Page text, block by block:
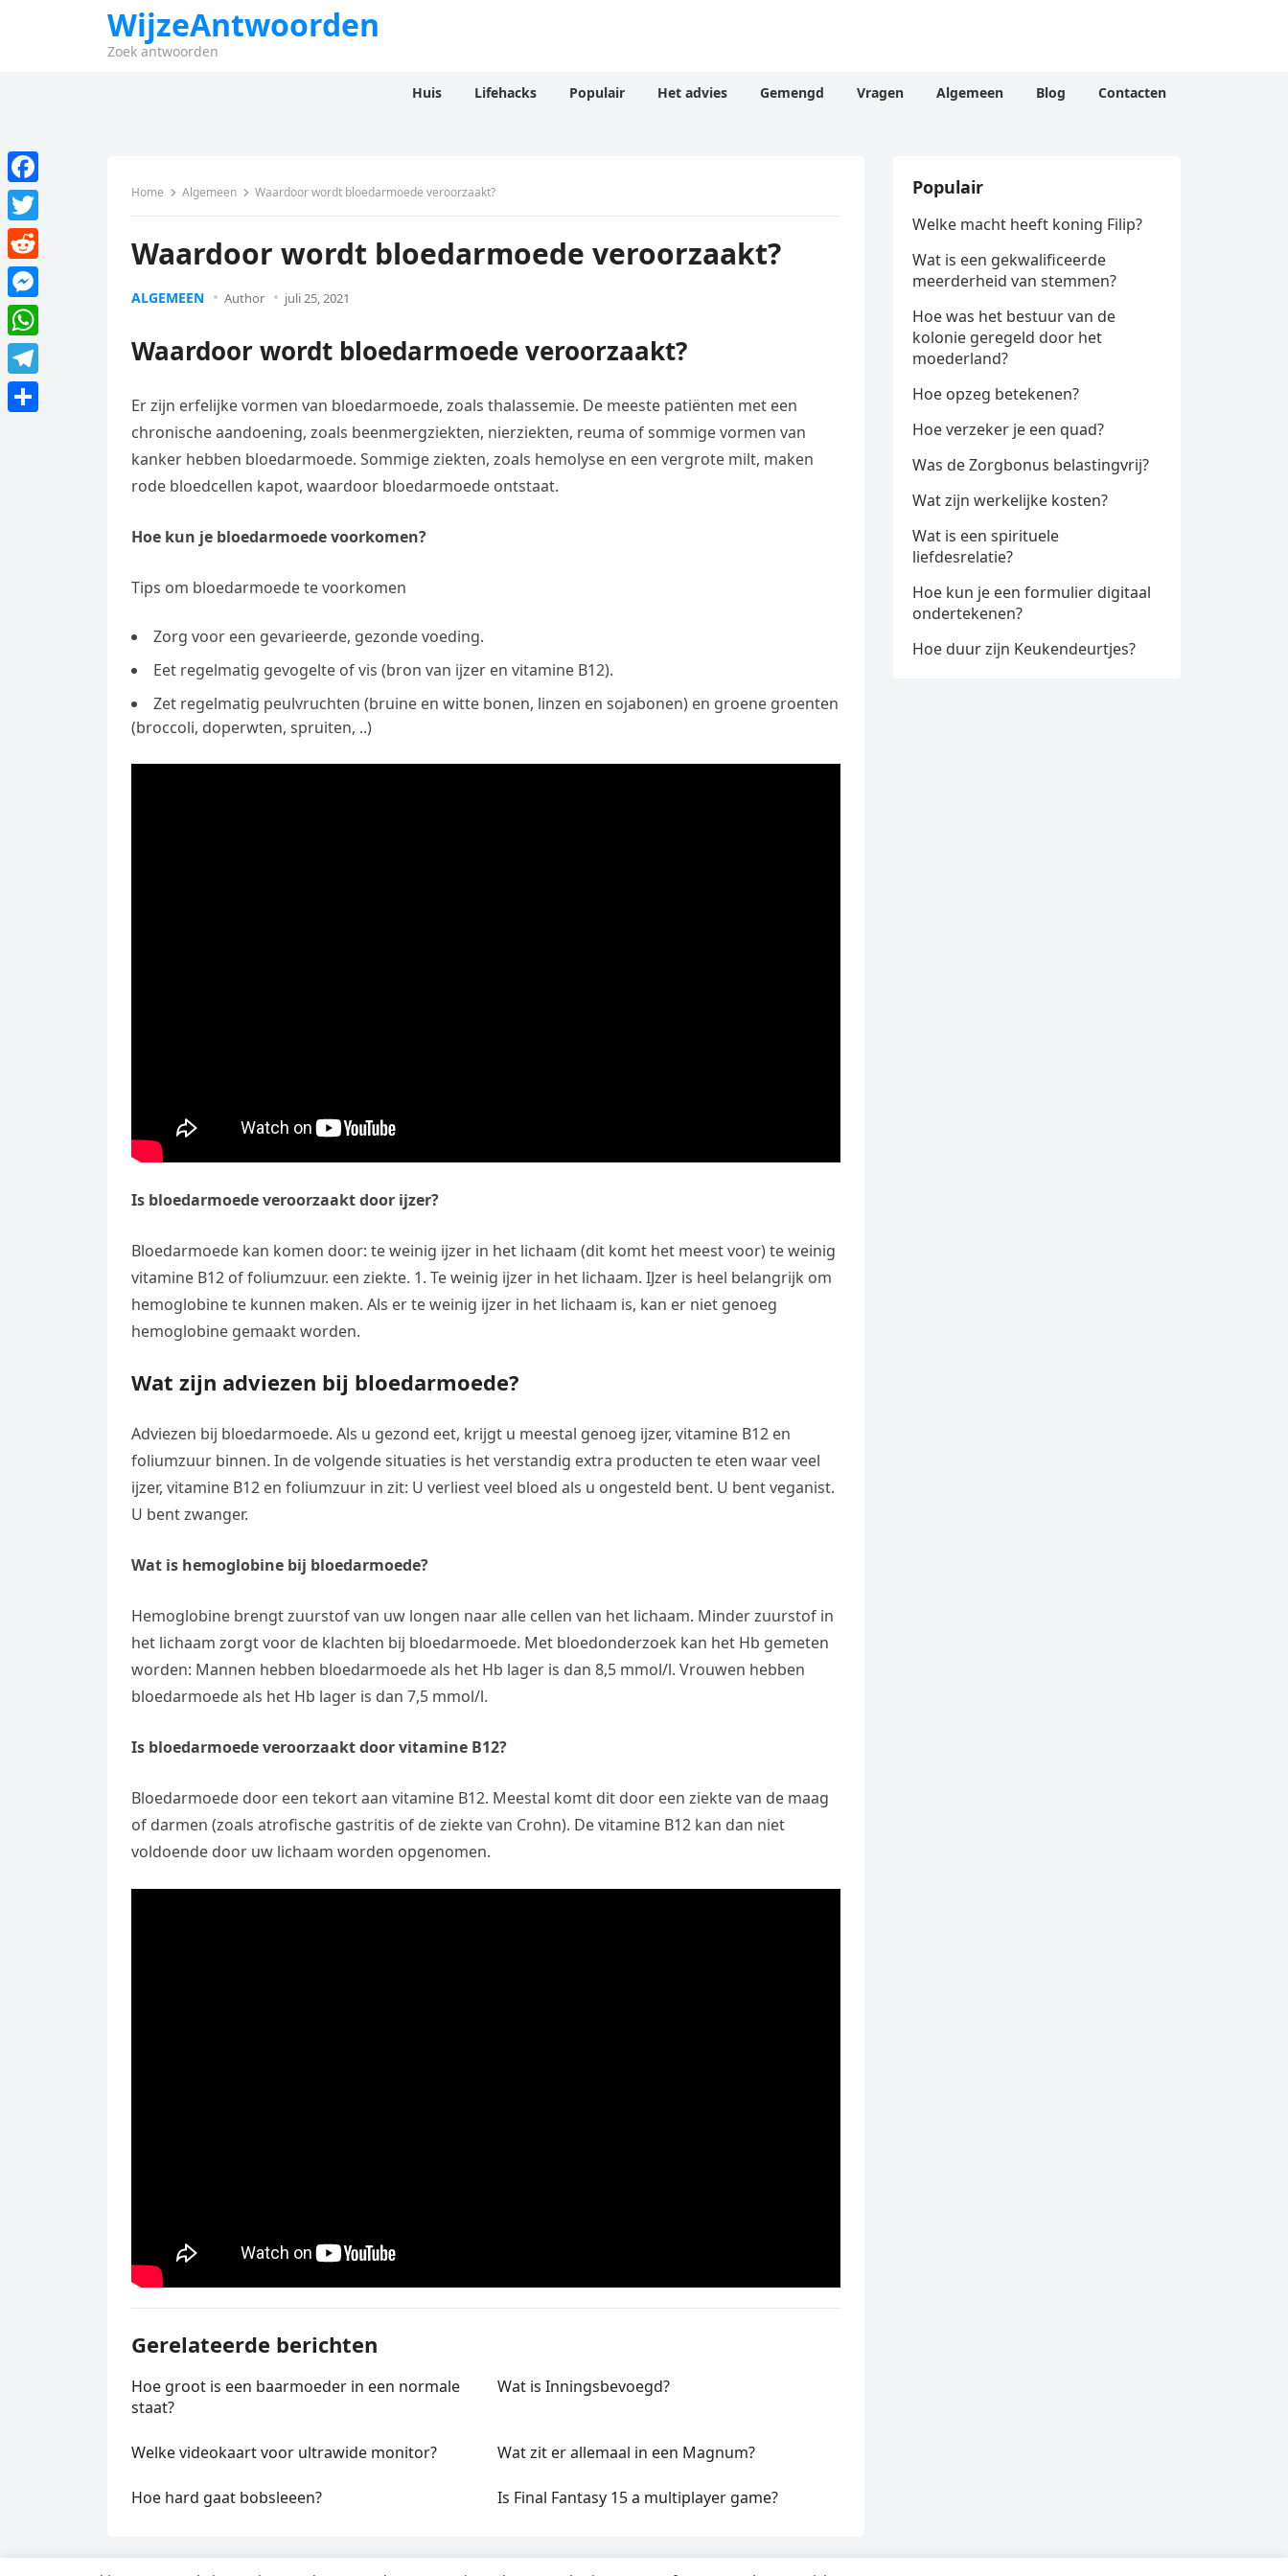
WijzeAntwoorden
Zoek antwoorden
Huis Lifehacks Populair Het advies Gemengd Vragen Algemeen Blog Contacten
Home Algemeen Waardoor wordt bloedarmoede veroorzaakt?
Waardoor wordt bloedarmoede veroorzaakt?
ALGEMEEN Author juli 25, 2021
Waardoor wordt bloedarmoede veroorzaakt?
Er zijn erfelijke vormen van bloedarmoede, zoals thalassemie. De meeste patiënten met een
chronische aandoening, zoals beenmergziekten, nierziekten, reuma of sommige vormen van
kanker hebben bloedarmoede. Sommige ziekten, zoals hemolyse en een vergrote milt, maken
rode bloedcellen kapot, waardoor bloedarmoede ontstaat.
Hoe kun je bloedarmoede voorkomen?
Tips om bloedarmoede te voorkomen
Zorg voor een gevarieerde, gezonde voeding.
Eet regelmatig gevogelte of vis (bron van ijzer en vitamine B12).
Zet regelmatig peulvruchten (bruine en witte bonen, linzen en sojabonen) en groene groenten
(broccoli, doperwten, spruiten, ..)
Is bloedarmoede veroorzaakt door ijzer?
Bloedarmoede kan komen door: te weinig ijzer in het lichaam (dit komt het meest voor) te weinig
vitamine B12 of foliumzuur. een ziekte. 1. Te weinig ijzer in het lichaam. IJzer is heel belangrijk om
hemoglobine te kunnen maken. Als er te weinig ijzer in het lichaam is, kan er niet genoeg
hemoglobine gemaakt worden.
Wat zijn adviezen bij bloedarmoede?
Adviezen bij bloedarmoede. Als u gezond eet, krijgt u meestal genoeg ijzer, vitamine B12 en
foliumzuur binnen. In de volgende situaties is het verstandig extra producten te eten waar veel
ijzer, vitamine B12 en foliumzuur in zit: U verliest veel bloed als u ongesteld bent. U bent veganist.
U bent zwanger.
Wat is hemoglobine bij bloedarmoede?
Hemoglobine brengt zuurstof van uw longen naar alle cellen van het lichaam. Minder zuurstof in
het lichaam zorgt voor de klachten bij bloedarmoede. Met bloedonderzoek kan het Hb gemeten
worden: Mannen hebben bloedarmoede als het Hb lager is dan 8,5 mmol/l. Vrouwen hebben
bloedarmoede als het Hb lager is dan 7,5 mmol/l.
Is bloedarmoede veroorzaakt door vitamine B12?
Bloedarmoede door een tekort aan vitamine B12. Meestal komt dit door een ziekte van de maag
of darmen (zoals atrofische gastritis of de ziekte van Crohn). De vitamine B12 kan dan niet
voldoende door uw lichaam worden opgenomen.
Gerelateerde berichten
Hoe groot is een baarmoeder in een normale
staat?
Wat is Inningsbevoegd?
Welke videokaart voor ultrawide monitor? Wat zit er allemaal in een Magnum?
Hoe hard gaat bobsleeen? Is Final Fantasy 15 a multiplayer game?
Populair
Welke macht heeft koning Filip?
Wat is een gekwalificeerde
meerderheid van stemmen?
Hoe was het bestuur van de
kolonie geregeld door het
moederland?
Hoe opzeg betekenen?
Hoe verzeker je een quad?
Was de Zorgbonus belastingvrij?
Wat zijn werkelijke kosten?
Wat is een spirituele
liefdesrelatie?
Hoe kun je een formulier digitaal
ondertekenen?
Hoe duur zijn Keukendeurtjes?
F
a
c
e
b
o
o
k
T
w
i
t
t
e
R
e
d
d
M
e
s
s
W
h
a
T